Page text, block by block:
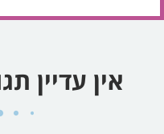
אין עדיין